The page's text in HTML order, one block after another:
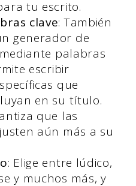
tu escrito.
clave: También
generador de
palabras
escribir
que
en su título.
que las
aún más a su
: Elige entre lúdico,
y muchos más, y